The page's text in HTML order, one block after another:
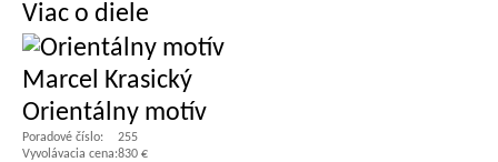
Viac o diele
Marcel Krasický
Orientálny motív
Poradové číslo:
255
Vyvolávacia cena:830 €